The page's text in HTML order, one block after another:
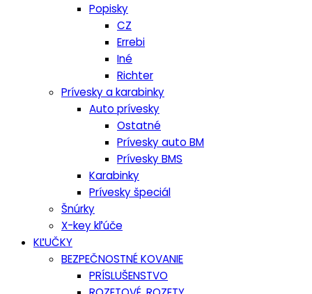
Popisky
CZ
Errebi
Iné
Richter
Prívesky a karabinky
Auto prívesky
Ostatné
Prívesky auto BM
Prívesky BMS
Karabinky
Prívesky špeciál
Šnúrky
X-key kľúče
KĽUČKY
BEZPEČNOSTNÉ KOVANIE
PRÍSLUŠENSTVO